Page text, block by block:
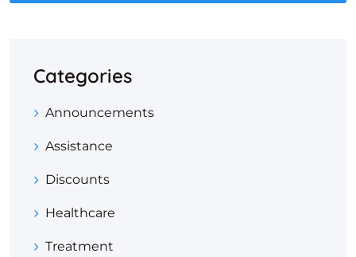
Categories
Announcements
Assistance
Discounts
Healthcare
Treatment